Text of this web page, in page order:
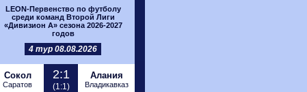
LEON-Первенство по футболу
среди команд Второй Лиги
«Дивизион А» сезона 2026-2027
годов
4 тур 08.08.2026
Сокол
Саратов
2:1
(1:1)
Алания
Владикавказ